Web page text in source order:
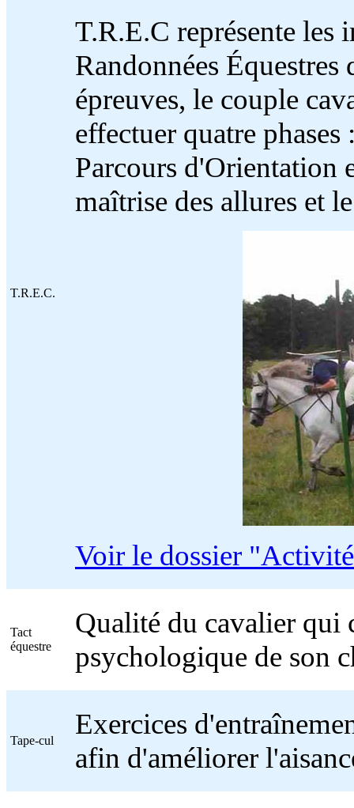
T.R.E.C.
T.R.E.C représente les
Randonnées
épreuves, le couple
effectuer quatre
Parcours d'Orientation
maîtrise des allures et
Voir le dossier
Tact
équestre
Qualité du cavalier qui
psychologique de son
Tape-cul
Exercices
afin d'améliorer